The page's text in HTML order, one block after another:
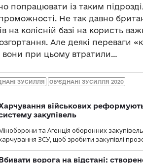
попрацювати із таким
Не так давно
на колісній базі на користь
Але деякі переваги
вони при цьому втратили…
ЗУСИЛЛЯ ОБ’ЄДНАНІ ЗУСИЛЛЯ 2020
військових
закупівель
та Агенція оборонних
ЗСУ, щоб зробити закупівлі
ворога на відстані: